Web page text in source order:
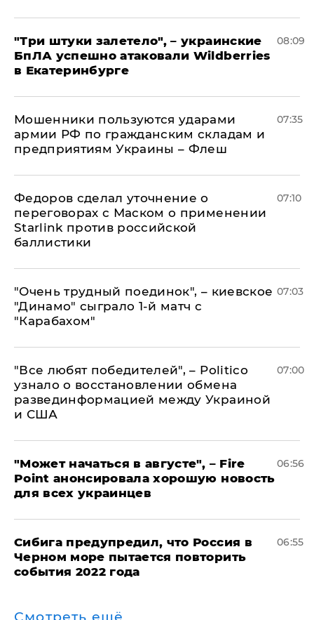
"Три штуки залетело", – украинские
БпЛА успешно атаковали Wildberries
в Екатеринбурге
08:09
Мошенники пользуются ударами
армии РФ по гражданским складам и
предприятиям Украины – Флеш
07:35
Федоров сделал уточнение о
переговорах с Маском о применении
Starlink против российской
баллистики
07:10
"Очень трудный поединок", – киевское
"Динамо" сыграло 1-й матч с
"Карабахом"
07:03
​"Все любят победителей", – Politico
узнало о восстановлении обмена
развединформацией между Украиной
и США
07:00
"Может начаться в августе", – Fire
Point анонсировала хорошую новость
для всех украинцев
06:56
Сибига предупредил, что Россия в
Черном море пытается повторить
события 2022 года
06:55